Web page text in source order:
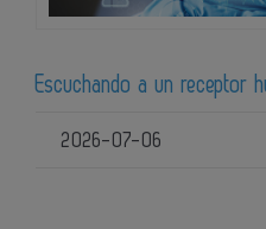
Escuchando a un receptor
2026-07-06